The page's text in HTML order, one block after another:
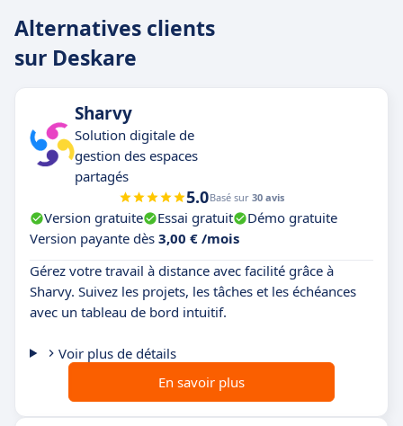
Alternatives clients
sur Deskare
Sharvy
Solution digitale de
gestion des espaces
partagés
5.0Basé sur 30 avis
Version gratuite Essai gratuit
Démo gratuite
Version payante dès 3,00 € /mois
Gérez votre travail à distance avec facilité grâce à
Sharvy. Suivez les projets, les tâches et les échéances
avec un tableau de bord intuitif.
Voir plus de détails
En savoir plus